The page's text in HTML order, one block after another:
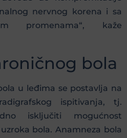
nervnog korena i sa
promenama“, kaže
bola
u leđima se postavlja na
ispitivanja, tj.
isključiti mogućnost
bola. Anamneza bola